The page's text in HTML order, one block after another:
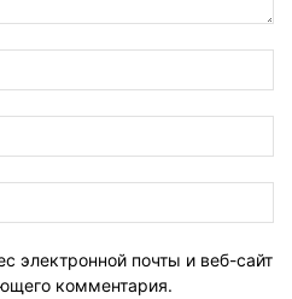
электронной почты и веб-сайт
комментария.